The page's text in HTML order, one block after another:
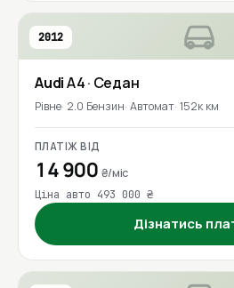
2012
AudiA4· Седан
Рівне 2.0 Бензин Автомат 152к км
ПЛАТІЖ ВІД
14 900 ₴/міс
Ціна авто 493 000 ₴
Дізнатись